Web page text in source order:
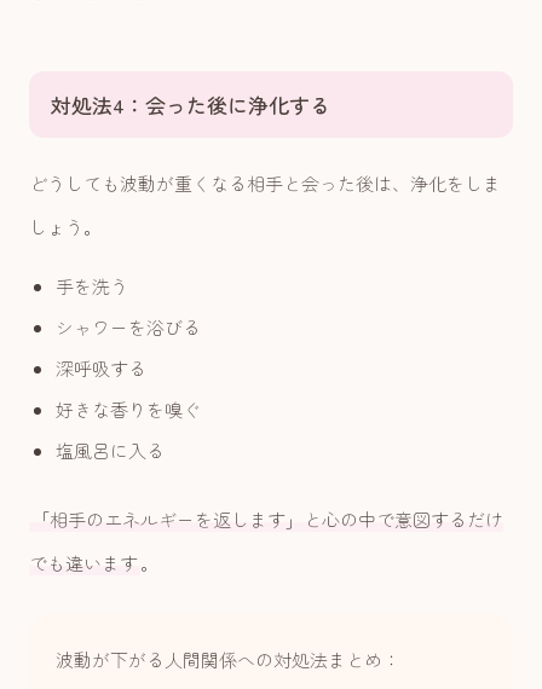
対処法4：会った後に浄化する
どうしても波動が重くなる相手と会った後は、浄化をしま
しょう。
手を洗う
シャワーを浴びる
深呼吸する
好きな香りを嗅ぐ
塩風呂に入る
「相手のエネルギーを返します」と心の中で意図するだけ
でも違います。
波動が下がる人間関係への対処法まとめ：